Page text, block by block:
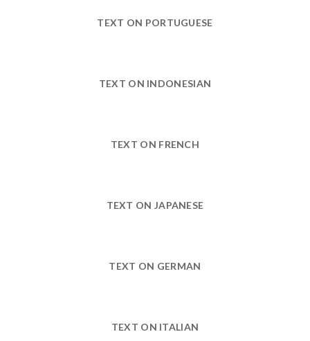
TEXT ON PORTUGUESE
TEXT ON INDONESIAN
TEXT ON FRENCH
TEXT ON JAPANESE
TEXT ON GERMAN
TEXT ON ITALIAN